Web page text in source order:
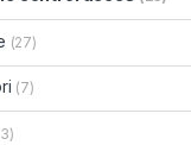
(27)
(7)